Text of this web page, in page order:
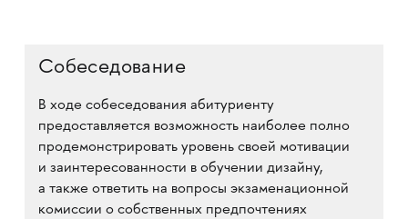
Собеседование
В ходе собеседования абитуриенту
предоставляется возможность наиболее полно
продемонстрировать уровень своей мотивации
и заинтересованности в обучении дизайну,
а также ответить на вопросы экзаменационной
комиссии о собственных предпочтениях